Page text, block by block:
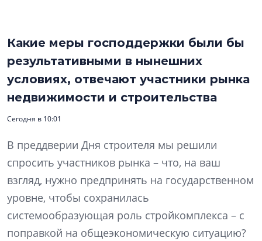
Какие меры господдержки были бы
результативными в нынешних
условиях, отвечают участники рынка
недвижимости и строительства
Сегодня в 10:01
В преддверии Дня строителя мы решили
спросить участников рынка – что, на ваш
взгляд, нужно предпринять на государственном
уровне, чтобы сохранилась
системообразующая роль стройкомплекса – с
поправкой на общеэкономическую ситуацию?